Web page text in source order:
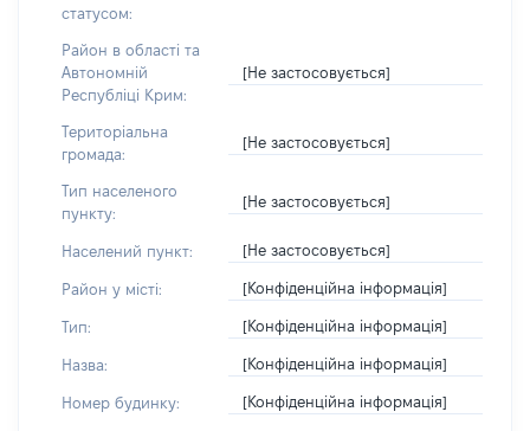
статусом:
Район в області та
Автономній
Республіці Крим:
[Не застосовується]
Територіальна
громада:
[Не застосовується]
Тип населеного
пункту:
[Не застосовується]
Населений пункт: [Не застосовується]
Район у місті: [Конфіденційна інформація]
Тип: [Конфіденційна інформація]
Назва: [Конфіденційна інформація]
Номер будинку: [Конфіденційна інформація]